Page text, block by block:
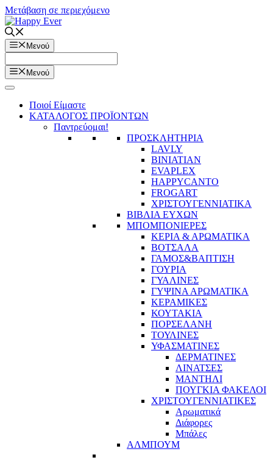
Μετάβαση σε περιεχόμενο
Μενού
Μενού
Ποιοί Είμαστε
ΚΑΤΑΛΟΓΟΣ ΠΡΟΪΟΝΤΩΝ
Παντρεύομαι!
ΠΡΟΣΚΛΗΤΗΡΙΑ
LAVLY
BINIATIAN
EVAPLEX
HAPPYCANTO
FROGART
ΧΡΙΣΤΟΥΓΕΝΝΙΑΤΙΚΑ
ΒΙΒΛΙΑ ΕΥΧΩΝ
ΜΠΟΜΠΟΝΙΕΡΕΣ
ΚΕΡΙΑ & ΑΡΩΜΑΤΙΚΑ
ΒΟΤΣΑΛΑ
ΓΑΜΟΣ&ΒΑΠΤΙΣΗ
ΓΟΥΡΙΑ
ΓΥΑΛΙΝΕΣ
ΓΥΨΙΝΑ ΑΡΩΜΑΤΙΚΑ
ΚΕΡΑΜΙΚΕΣ
ΚΟΥΤΑΚΙΑ
ΠΟΡΣΕΛΑΝΗ
ΤΟΥΛΙΝΕΣ
ΥΦΑΣΜΑΤΙΝΕΣ
ΔΕΡΜΑΤΙΝΕΣ
ΛΙΝΑΤΣΕΣ
ΜΑΝΤΗΛΙ
ΠΟΥΓΚΙΑ ΦΑΚΕΛΟΙ
ΧΡΙΣΤΟΥΓΕΝΝΙΑΤΙΚΕΣ
Αρωματικά
Διάφορες
Μπάλες
ΑΛΜΠΟΥΜ